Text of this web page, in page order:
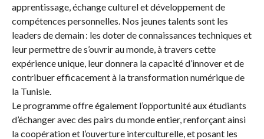
apprentissage, échange culturel et développement de
compétences personnelles. Nos jeunes talents sont les
leaders de demain : les doter de connaissances techniques et
leur permettre de s’ouvrir au monde, à travers cette
expérience unique, leur donnera la capacité d’innover et de
contribuer efficacement à la transformation numérique de
la Tunisie.
Le programme offre également l’opportunité aux étudiants
d’échanger avec des pairs du monde entier, renforçant ainsi
la coopération et l’ouverture interculturelle, et posant les